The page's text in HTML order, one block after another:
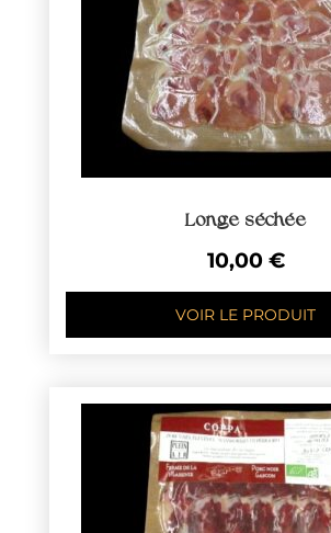
Longe séchée
10,00 €
VOIR LE PRODUIT